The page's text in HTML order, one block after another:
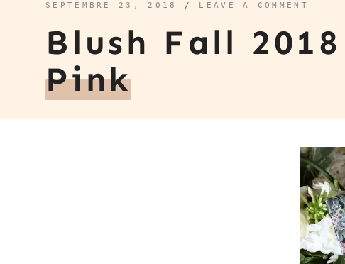
SEPTEMBRE 23, 2018 / LEAVE A COMMENT
Blush Fall
Pink